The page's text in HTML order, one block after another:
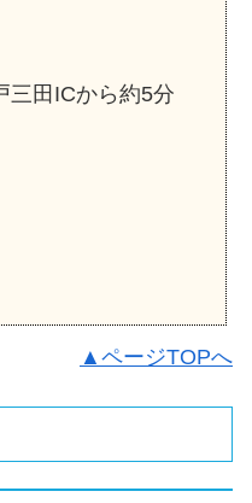
三田ICから約5分
▲ページTOPへ